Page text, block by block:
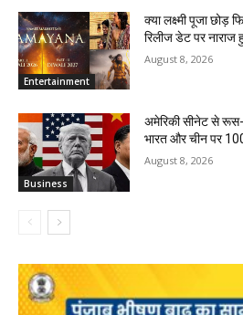
Entertainment
क्या लक्ष्मी पूजा छोड़
रिलीज डेट पर नाराज
August 8, 2026
Business
अमेरिकी सीनेट से रूस-
भारत और चीन पर
August 8, 2026